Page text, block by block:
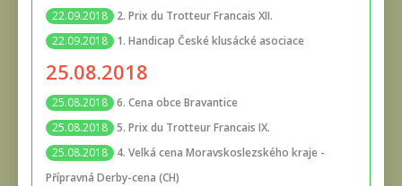
22.09.2018
2. Prix du Trotteur Francais XII.
22.09.2018
1. Handicap České klusácké asociace
25.08.2018
25.08.2018 6. Cena obce Bravantice
25.08.2018 5. Prix du Trotteur Francais IX.
25.08.2018
4. Velká cena Moravskoslezského kraje -
Přípravná Derby-cena (CH)